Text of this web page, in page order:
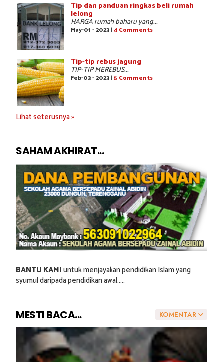
Tip dan panduan ringkas beli rumah
lelong
HARGA rumah baharu yang...
May-01 - 2023 | 4 Comments
Tip-tip rebus jagung
TIP-TIP MEREBUS...
Feb-03 - 2023 | 5 Comments
Lihat seterusnya »
SAHAM AKHIRAT...
BANTU KAMIuntuk menjayakan pendidikan Islam yang
syumul daripada pendidikan awal.....
KOMENTAR
MESTI BACA...